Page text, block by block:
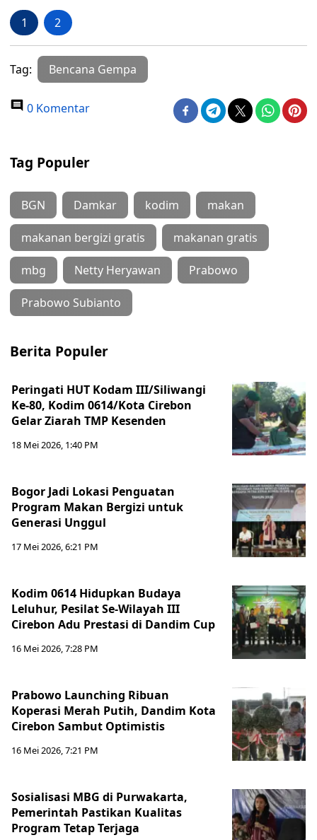
1 2
Tag: Bencana Gempa
0 Komentar
Tag Populer
BGN Damkar kodim makan
makanan bergizi gratis makanan gratis
mbg Netty Heryawan Prabowo
Prabowo Subianto
Berita Populer
Peringati HUT Kodam III/Siliwangi
Ke-80, Kodim 0614/Kota Cirebon
Gelar Ziarah TMP Kesenden
18 Mei 2026, 1:40 PM
Bogor Jadi Lokasi Penguatan
Program Makan Bergizi untuk
Generasi Unggul
17 Mei 2026, 6:21 PM
Kodim 0614 Hidupkan Budaya
Leluhur, Pesilat Se-Wilayah III
Cirebon Adu Prestasi di Dandim Cup
16 Mei 2026, 7:28 PM
Prabowo Launching Ribuan
Koperasi Merah Putih, Dandim Kota
Cirebon Sambut Optimistis
16 Mei 2026, 7:21 PM
Sosialisasi MBG di Purwakarta,
Pemerintah Pastikan Kualitas
Program Tetap Terjaga